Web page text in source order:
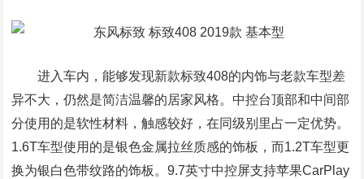
进入车内，能够发现新款标致408的内饰与老款车型差
异不大，仍然是简洁温馨的居家风格。中控台顶部和中间部
分使用的是软性材料，触感较好，在同级别里占一定优势。
1.6T车型使用的是银色金属拉丝质感的饰板，而1.2T车型更
换为银白色带纹路的饰板。9.7英寸中控屏支持苹果CarPlay